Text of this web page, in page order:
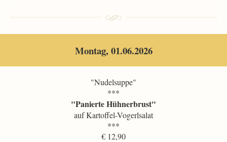
Montag, 01.06.2026
"Nudelsuppe"
***
"Panierte Hühnerbrust"
auf Kartoffel-Vogerlsalat
***
€ 12,90